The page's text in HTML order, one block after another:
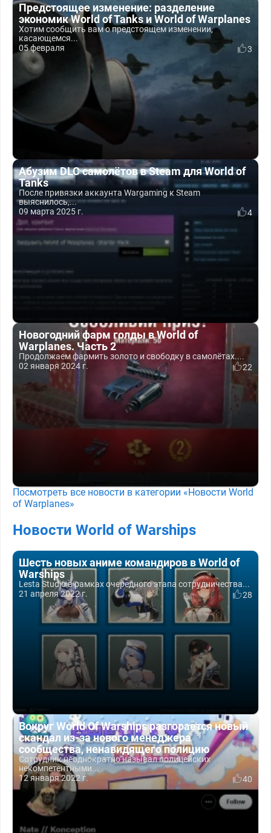
Предстоящее изменение: разделение
экономик World of Tanks и World of Warplanes
Хотим сообщить вам о предстоящем изменении,
касающемся...
05 февраля
3
Абузим DLC самолётов в Steam для World of
Tanks
После привязки аккаунта Wargaming к Steam
выяснилось,...
09 марта 2025 г.
4
Новогодний фарм голды в World of
Warplanes. Часть 2
Продолжаем фармить золото и свободку в самолётах....
02 января 2024 г.
22
Посмотреть все новости в категории «Новости World
of Warplanes»
Новости World of Warships
Шесть новых аниме командиров в World of
Warships
Lesta Studio в рамках очередного этапа сотрудничества...
21 апреля 2022 г.
28
Вокруг World Of Warships разгорается новый
скандал из-за нового менеджера
сообщества, ненавидящего полицию
Сотрудник неоднократно называл полицейских
некомпетентными...
12 января 2022 г.
40